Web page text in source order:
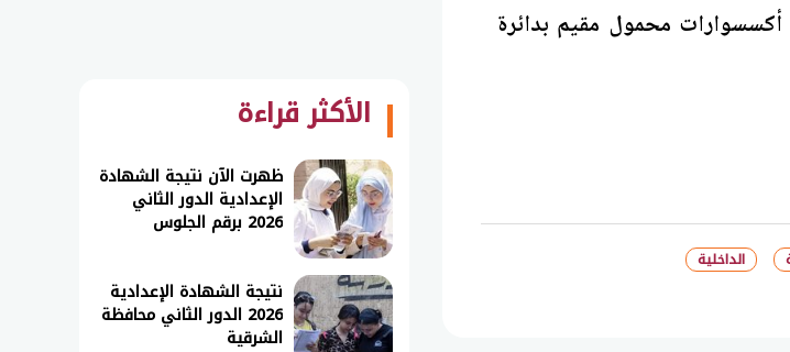
أكسسوارات محمول مقيم بدائرة
الداخلية
الأكثر قراءة
ظهرت الآن نتيجة الشهادة
الإعدادية الدور الثاني
2026 برقم الجلوس
نتيجة الشهادة الإعدادية
2026 الدور الثاني محافظة
الشرقية